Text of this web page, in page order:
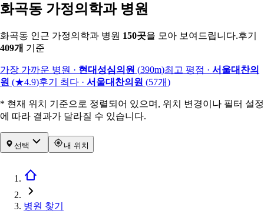
화곡동 가정의학과 병원
화곡동 인근 가정의학과 병원 150곳을 모아 보여드립니다.후기
409개 기준
가장 가까운 병원 · 현대성심의원 (390m)최고 평점 · 서울대찬의
원 (★4.9)후기 최다 · 서울대찬의원 (57개)
* 현재 위치 기준으로 정렬되어 있으며, 위치 변경이나 필터 설정
에 따라 결과가 달라질 수 있습니다.
선택 내 위치
병원 찾기